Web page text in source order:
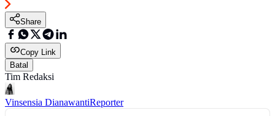
Share
Copy Link
Batal
Tim Redaksi
Vinsensia DianawantiReporter